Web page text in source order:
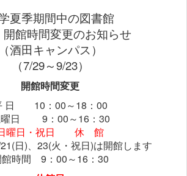
夏季期間中の図書館
開館時間変更のお知らせ
（酒田キャンパス）
（7/29～9/23）
開館時間変更
日 10：00～18：00
日 9：00～16：30
曜日・祝日 休 館
日)、23(火・祝日)は開館します
館時間 9：00～16：30